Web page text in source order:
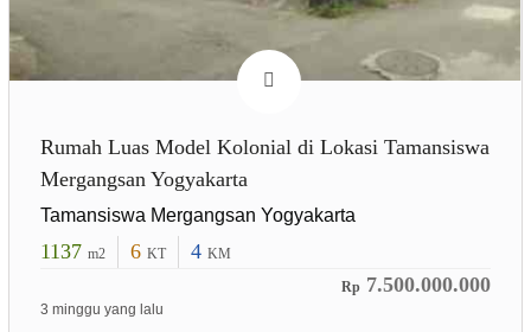
Rumah Luas Model Kolonial di Lokasi Tamansiswa
Mergangsan Yogyakarta
Tamansiswa Mergangsan Yogyakarta
1137 m2 6 KT 4 KM
Rp 7.500.000.000
3 minggu yang lalu